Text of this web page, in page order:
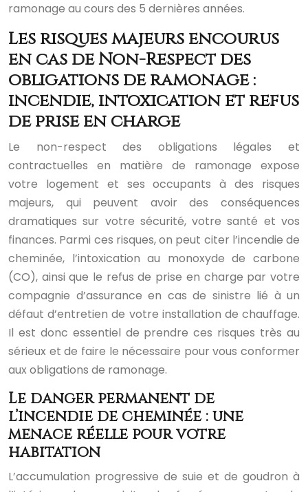
ramonage au cours des 5 dernières années.
Les risques majeurs encourus
en cas de Non-Respect des
obligations de ramonage :
incendie, intoxication et refus
de prise en charge
Le non-respect des obligations légales et
contractuelles en matière de ramonage expose
votre logement et ses occupants à des risques
majeurs, qui peuvent avoir des conséquences
dramatiques sur votre sécurité, votre santé et vos
finances. Parmi ces risques, on peut citer l’incendie de
cheminée, l’intoxication au monoxyde de carbone
(CO), ainsi que le refus de prise en charge par votre
compagnie d’assurance en cas de sinistre lié à un
défaut d’entretien de votre installation de chauffage.
Il est donc essentiel de prendre ces risques très au
sérieux et de faire le nécessaire pour vous conformer
aux obligations de ramonage.
Le danger permanent de
l’incendie de cheminée : une
menace réelle pour votre
habitation
L’accumulation progressive de suie et de goudron à